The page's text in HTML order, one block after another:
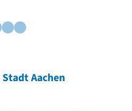
Stadt Aachen